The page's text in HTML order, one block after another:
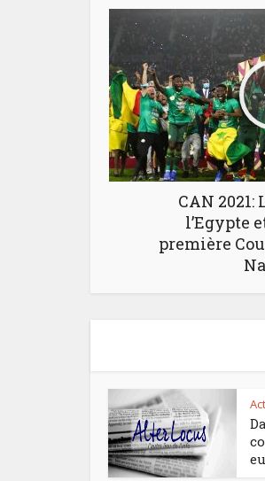
CAN 2021:
l’Egypte
première